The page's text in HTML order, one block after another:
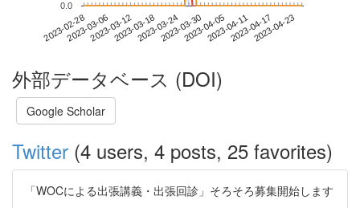
2023-02-282023-03-062023-03-122023-03-182023-03-242023-03-302023-04-052023-04-112023-04-172023-04-23
0.0
外部データベース (DOI)
Google Scholar
Twitter (4 users, 4 posts, 25 favorites)
「WOCによる出張講義・出張回診」そろそろ募集開始します